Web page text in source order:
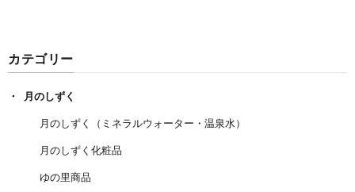
カテゴリー
月のしずく
月のしずく（ミネラルウォーター・温泉水）
月のしずく化粧品
ゆの里商品